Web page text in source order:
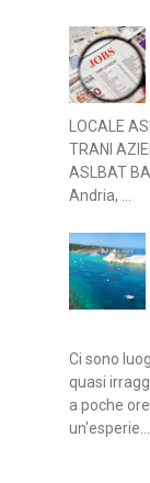
LOCALE
TRANI
ASLBAT
Andria, ...
Ci sono
quasi
a poche
un'esperie...